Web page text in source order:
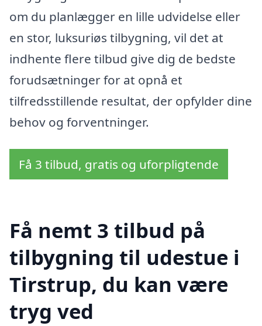
om du planlægger en lille udvidelse eller
en stor, luksuriøs tilbygning, vil det at
indhente flere tilbud give dig de bedste
forudsætninger for at opnå et
tilfredsstillende resultat, der opfylder dine
behov og forventninger.
Få 3 tilbud, gratis og uforpligtende
Få nemt 3 tilbud på
tilbygning til udestue i
Tirstrup, du kan være
tryg ved